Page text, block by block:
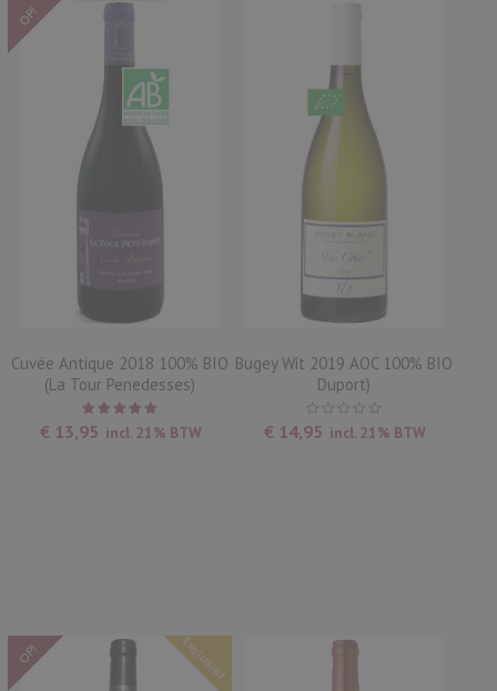
OP!
Cuvée Antique 2018 100% BIO
(La Tour Penedesses)
Waardering
5.00uit
€ 13,95 incl. 21% BTW
Bugey Wit 2019 AOC 100% BIO
Duport)
€ 14,95 incl. 21% BTW
Exclusief
OP!